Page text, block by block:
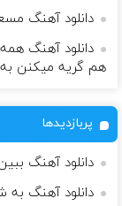
دانلود آهنگ
دانلود آهنگ
هم گریه میکنن
پربازدیدها
دانلود آهنگ
دانلود آهنگ به